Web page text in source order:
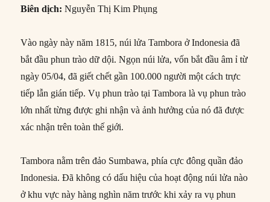
Biên dịch: Nguyễn Thị Kim Phụng
Vào ngày này năm 1815, núi lửa Tambora ở Indonesia đã
bắt đầu phun trào dữ dội. Ngọn núi lửa, vốn bắt đầu âm ỉ từ
ngày 05/04, đã giết chết gần 100.000 người một cách trực
tiếp lẫn gián tiếp. Vụ phun trào tại Tambora là vụ phun trào
lớn nhất từng được ghi nhận và ảnh hưởng của nó đã được
xác nhận trên toàn thế giới.
Tambora nằm trên đảo Sumbawa, phía cực đông quần đảo
Indonesia. Đã không có dấu hiệu của hoạt động núi lửa nào
ở khu vực này hàng nghìn năm trước khi xảy ra vụ phun